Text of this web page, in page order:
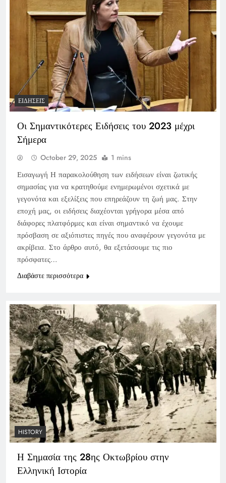
ΕΙΔΉΣΕΙΣ
Οι Σημαντικότερες Ειδήσεις του 2023 μέχρι
Σήμερα
October 29, 2025 1 mins
Εισαγωγή Η παρακολούθηση των ειδήσεων είναι ζωτικής
σημασίας για να κρατηθούμε ενημερωμένοι σχετικά με
γεγονότα και εξελίξεις που επηρεάζουν τη ζωή μας. Στην
εποχή μας, οι ειδήσεις διαχέονται γρήγορα μέσα από
διάφορες πλατφόρμες και είναι σημαντικό να έχουμε
πρόσβαση σε αξιόπιστες πηγές που αναφέρουν γεγονότα με
ακρίβεια. Στο άρθρο αυτό, θα εξετάσουμε τις πιο
πρόσφατες…
Διαβάστε περισσότερα
HISTORY
Η Σημασία της 28ης Οκτωβρίου στην
Ελληνική Ιστορία